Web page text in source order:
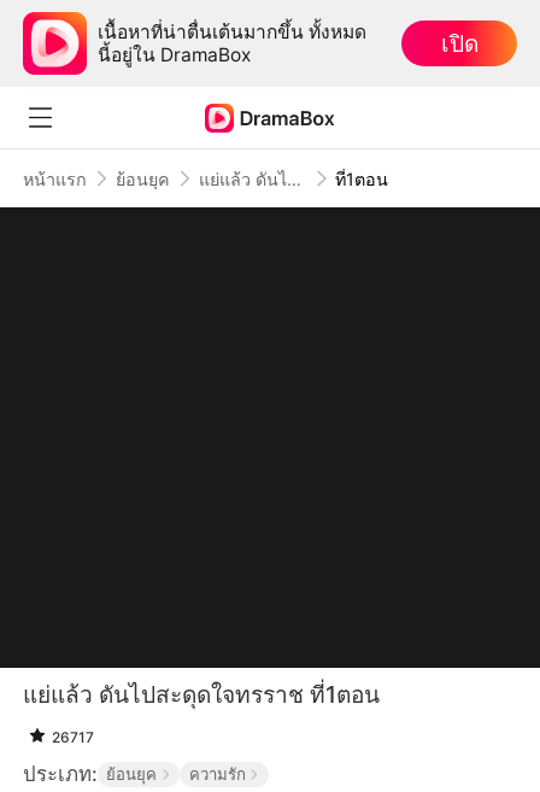
เนื้อหาที่น่าตื่นเต้นมากขึ้น ทั้งหมด
นี้อยู่ใน DramaBox
เปิด
หน้าแรก ย้อนยุค แย่แล้ว ดันไปสะดุดใจทรราช ที่1ตอน
แย่แล้ว ดันไปสะดุดใจทรราช ที่1ตอน
26717
ประเภท: ย้อนยุค ความรัก